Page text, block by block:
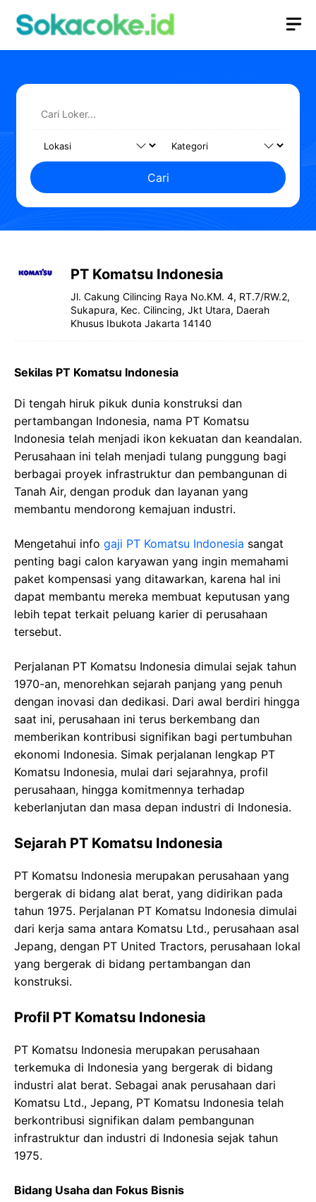
Cari
PT Komatsu Indonesia
Jl. Cakung Cilincing Raya No.KM. 4, RT.7/RW.2,
Sukapura, Kec. Cilincing, Jkt Utara, Daerah
Khusus Ibukota Jakarta 14140
Sekilas PT Komatsu Indonesia
Di tengah hiruk pikuk dunia konstruksi dan
pertambangan Indonesia, nama PT Komatsu
Indonesia telah menjadi ikon kekuatan dan keandalan.
Perusahaan ini telah menjadi tulang punggung bagi
berbagai proyek infrastruktur dan pembangunan di
Tanah Air, dengan produk dan layanan yang
membantu mendorong kemajuan industri.
Mengetahui info gaji PT Komatsu Indonesia sangat
penting bagi calon karyawan yang ingin memahami
paket kompensasi yang ditawarkan, karena hal ini
dapat membantu mereka membuat keputusan yang
lebih tepat terkait peluang karier di perusahaan
tersebut.
Perjalanan PT Komatsu Indonesia dimulai sejak tahun
1970-an, menorehkan sejarah panjang yang penuh
dengan inovasi dan dedikasi. Dari awal berdiri hingga
saat ini, perusahaan ini terus berkembang dan
memberikan kontribusi signifikan bagi pertumbuhan
ekonomi Indonesia. Simak perjalanan lengkap PT
Komatsu Indonesia, mulai dari sejarahnya, profil
perusahaan, hingga komitmennya terhadap
keberlanjutan dan masa depan industri di Indonesia.
Sejarah PT Komatsu Indonesia
PT Komatsu Indonesia merupakan perusahaan yang
bergerak di bidang alat berat, yang didirikan pada
tahun 1975. Perjalanan PT Komatsu Indonesia dimulai
dari kerja sama antara Komatsu Ltd., perusahaan asal
Jepang, dengan PT United Tractors, perusahaan lokal
yang bergerak di bidang pertambangan dan
konstruksi.
Profil PT Komatsu Indonesia
PT Komatsu Indonesia merupakan perusahaan
terkemuka di Indonesia yang bergerak di bidang
industri alat berat. Sebagai anak perusahaan dari
Komatsu Ltd., Jepang, PT Komatsu Indonesia telah
berkontribusi signifikan dalam pembangunan
infrastruktur dan industri di Indonesia sejak tahun
1975.
Bidang Usaha dan Fokus Bisnis